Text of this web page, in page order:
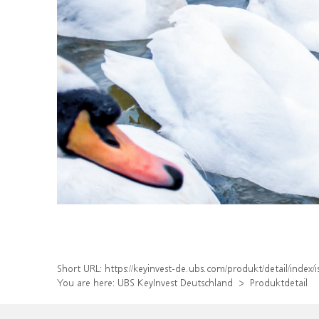
Short URL: https://keyinvest-de.ubs.com/produkt/detail/index/
You are here: UBS KeyInvest Deutschland Produktdetail